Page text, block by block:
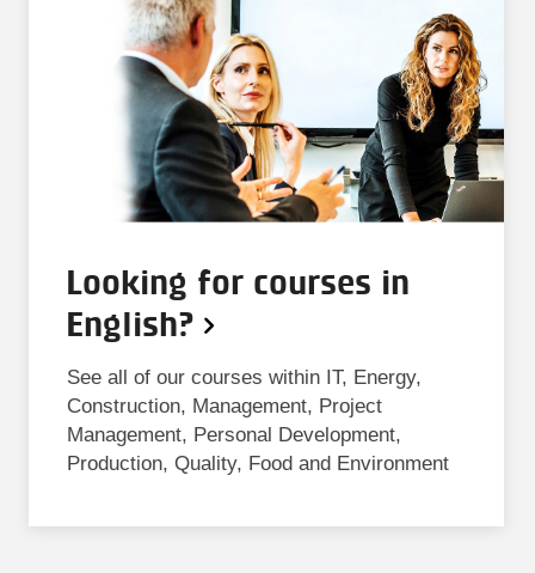
Looking for courses in
English?
See all of our courses within IT, Energy,
Construction, Management, Project
Management, Personal Development,
Production, Quality, Food and Environment